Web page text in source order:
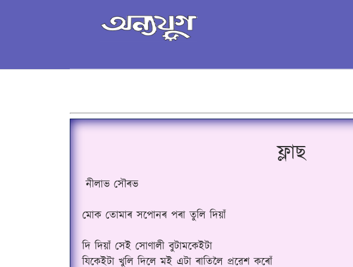
ফ্লাছ
নীলাভ সৌৰভ
মোক তোমাৰ সপোনৰ পৰা তুলি দিয়াঁ
দি দিয়াঁ সেই সোণালী বুটামকেইটা
যিকেইটা খুলি দিলে মই এটা ৰাতিলৈ প্ৰৱেশ কৰোঁ